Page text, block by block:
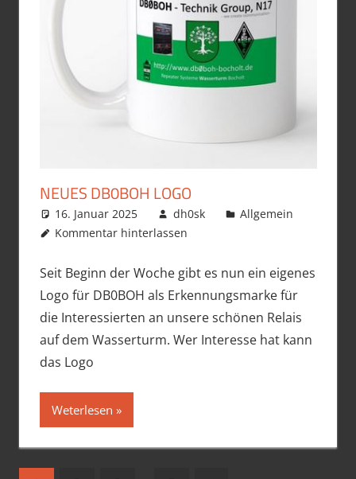
NEUES DB0BOH LOGO
16. Januar 2025 dh0sk
Allgemein
Kommentar hinterlassen
Seit Beginn der Woche gibt es nun ein eigenes
Logo für DB0BOH als Erkennungsmarke für
die Interessierten an unsere schönen Relais
auf dem Wasserturm. Wer Interesse hat kann
das Logo
Weterlesen